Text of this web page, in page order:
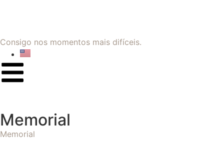
Consigo nos momentos mais difíceis.
Memorial
Memorial